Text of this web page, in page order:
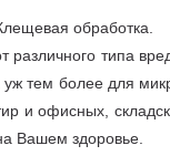
обработка.
типа
тем более для
и офисных,
Вашем здоровье.